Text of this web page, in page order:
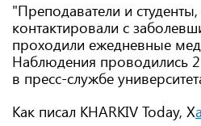
"Преподаватели и
контактировали с
проходили ежедневные
Наблюдения проводились
в пресс-службе
Как писал KHARKIV Today, Х